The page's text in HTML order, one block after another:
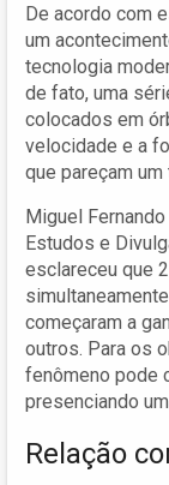
De acordo com
um
tecnologia
de fato, uma
colocados em
velocidade e a
que pareçam
Miguel
Estudos e
esclareceu que
começaram a
outros. Para os
fenômeno pode
presenciando
Relação